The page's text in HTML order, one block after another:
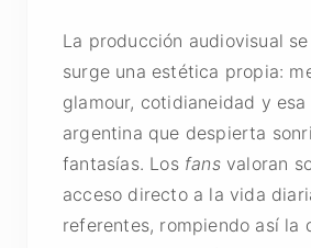
La producción audiovisual
surge una estética propia:
glamour, cotidianeidad y
argentina que despierta
fantasías. Los fansvaloran
acceso directo a la vida
referentes, rompiendo así la